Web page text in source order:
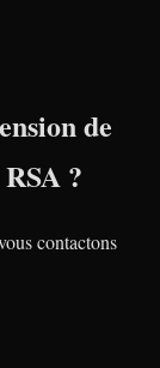
de
?
contactons